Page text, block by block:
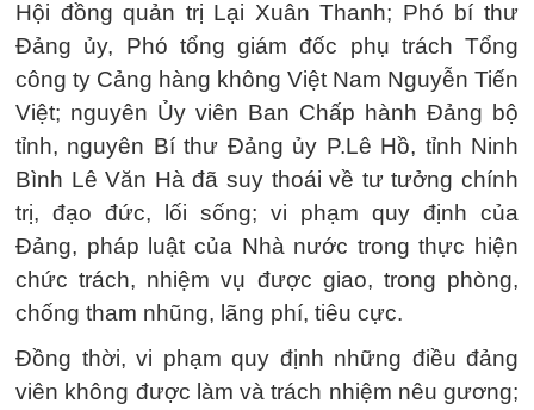
Hội đồng quản trị Lại Xuân Thanh; Phó bí thư
Đảng ủy, Phó tổng giám đốc phụ trách Tổng
công ty Cảng hàng không Việt Nam Nguyễn Tiến
Việt; nguyên Ủy viên Ban Chấp hành Đảng bộ
tỉnh, nguyên Bí thư Đảng ủy P.Lê Hồ, tỉnh Ninh
Bình Lê Văn Hà đã suy thoái về tư tưởng chính
trị, đạo đức, lối sống; vi phạm quy định của
Đảng, pháp luật của Nhà nước trong thực hiện
chức trách, nhiệm vụ được giao, trong phòng,
chống tham nhũng, lãng phí, tiêu cực.
Đồng thời, vi phạm quy định những điều đảng
viên không được làm và trách nhiệm nêu gương;